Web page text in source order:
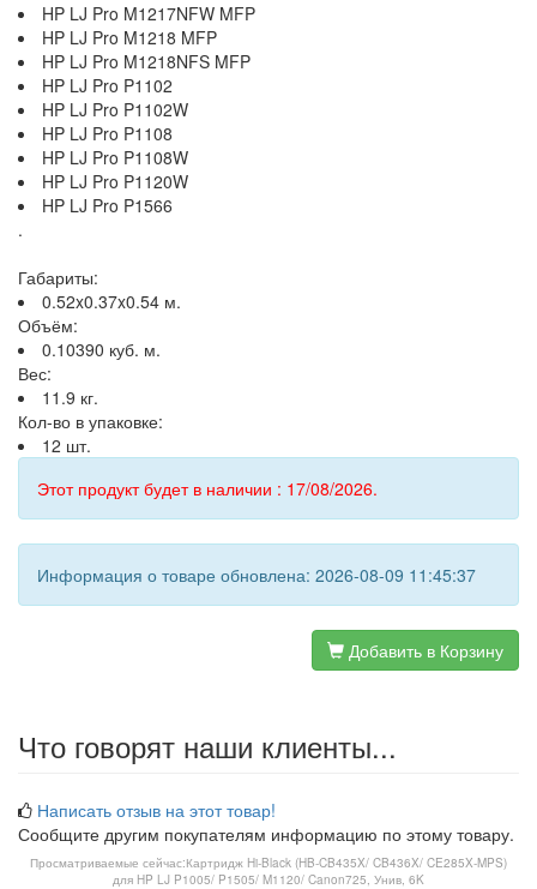
HP LJ Pro M1217NFW MFP
HP LJ Pro M1218 MFP
HP LJ Pro M1218NFS MFP
HP LJ Pro P1102
HP LJ Pro P1102W
HP LJ Pro P1108
HP LJ Pro P1108W
HP LJ Pro P1120W
HP LJ Pro P1566
.
Габариты:
0.52x0.37x0.54 м.
Объём:
0.10390 куб. м.
Вес:
11.9 кг.
Кол-во в упаковке:
12 шт.
Этот продукт будет в наличии : 17/08/2026.
Информация о товаре обновлена: 2026-08-09 11:45:37
Добавить в Корзину
Что говорят наши клиенты...
Написать отзыв на этот товар!
Сообщите другим покупателям информацию по этому товару.
Просматриваемые сейчас:Картридж Hi-Black (HB-CB435X/ CB436X/ CE285X-MPS)
для HP LJ P1005/ P1505/ M1120/ Canon725, Унив, 6K